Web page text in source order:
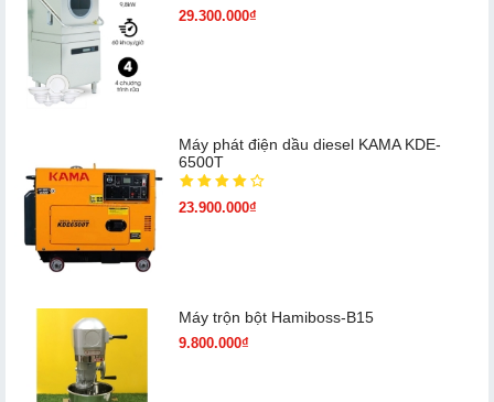
29.300.000₫
Máy phát điện dầu diesel KAMA KDE-
6500T
23.900.000₫
Máy trộn bột Hamiboss-B15
9.800.000₫